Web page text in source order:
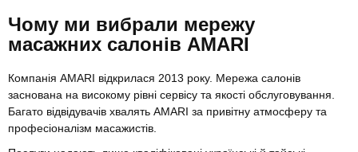
Чому ми вибрали мережу
масажних салонів AMARI
Компанія AMARI відкрилася 2013 року. Мережа салонів
заснована на високому рівні сервісу та якості обслуговування.
Багато відвідувачів хвалять AMARI за привітну атмосферу та
професіоналізм масажистів.